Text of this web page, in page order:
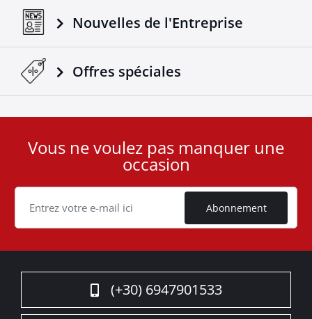
Nouvelles de l'Entreprise
Offres spéciales
User
Cookie
Vous ne voulez pas manquer une
occasion
Abonnement
(+30) 6947901533